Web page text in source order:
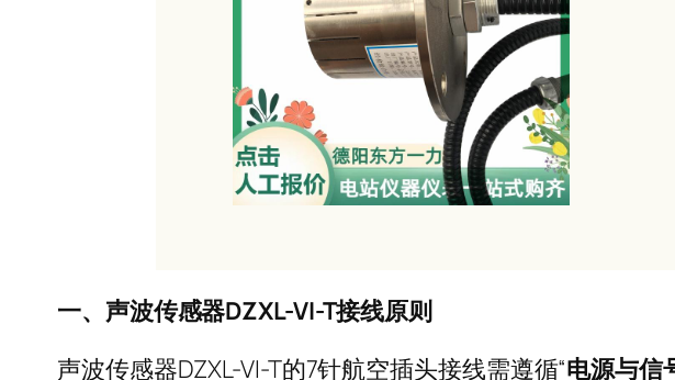
一、声波传感器DZXL-VI-T接线原则
声波传感器DZXL-VI-T的7针航空插头接线需遵循“电源与信